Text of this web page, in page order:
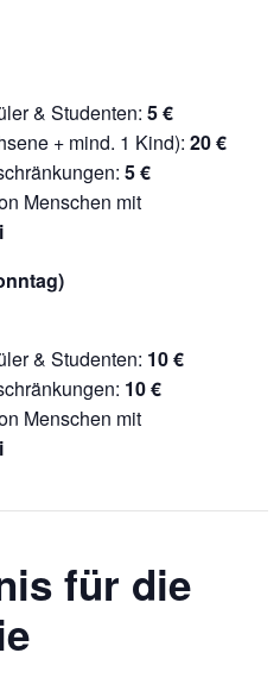
& Studenten: 5 €
+ mind. 1 Kind): 20 €
5 €
Menschen mit
& Studenten: 10 €
10 €
Menschen mit
für die